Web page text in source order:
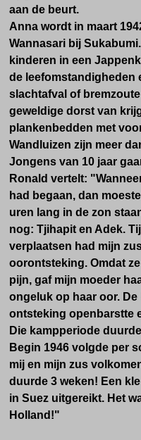
aan de beurt.
Anna wordt in maart
Wannasari bij
kinderen in een
de leefomstandigheden
slachtafval of
geweldige dorst van
plankenbedden met
Wandluizen zijn meer
Jongens van 10 jaar
Ronald vertelt:
had begaan, dan
uren lang in de zon
nog: Tjihapit en Adek.
verplaatsen had mijn
oorontsteking. Omdat
pijn, gaf mijn moeder
ongeluk op haar oor.
ontsteking openbarstte
Die kampperiode
Begin 1946 volgde per
mij en mijn zus
duurde 3 weken! Een
in Suez uitgereikt. Het
Holland!"